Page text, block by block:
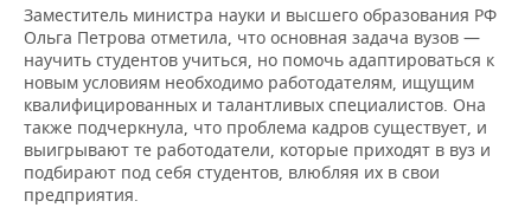
ХОККЕЙ С МЯЧОМ
ПРОИСШЕСТВИЯ
Заместитель министра науки и высшего образования РФ
Ольга Петрова отметила, что основная задача вузов —
научить студентов учиться, но помочь адаптироваться к
новым условиям необходимо работодателям, ищущим
квалифицированных и талантливых специалистов. Она
также подчеркнула, что проблема кадров существует, и
выигрывают те работодатели, которые приходят в вуз и
подбирают под себя студентов, влюбляя их в свои
предприятия.